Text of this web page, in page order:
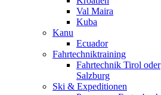
Val Maira
Kuba
Kanu
Ecuador
Fahrtechniktraining
Fahrtechnik Tirol oder
Salzburg
Ski & Expeditionen